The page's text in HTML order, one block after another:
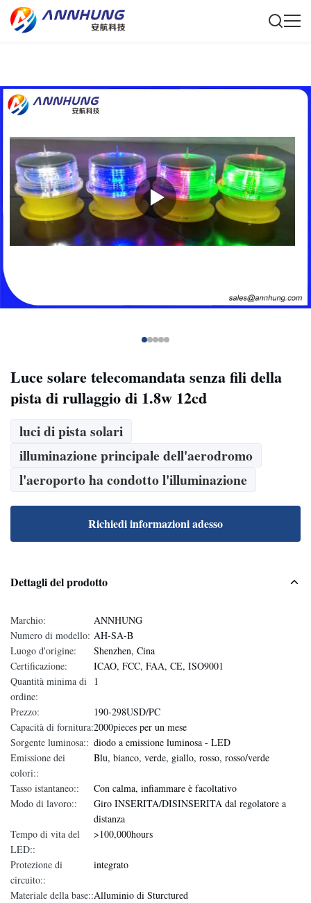
Luce solare telecomandata senza fili della
pista di rullaggio di 1.8w 12cd
luci di pista solari
illuminazione principale dell'aerodromo
l'aeroporto ha condotto l'illuminazione
Richiedi informazioni adesso
Dettagli del prodotto
Marchio:
ANNHUNG
Numero di modello: AH-SA-B
Luogo d'origine:
Shenzhen, Cina
Certificazione:
ICAO, FCC, FAA, CE, ISO9001
Quantità minima di
ordine:
1
Prezzo:
190-298USD/PC
Capacità di fornitura:2000pieces per un mese
Sorgente luminosa:: diodo a emissione luminosa - LED
Emissione dei
colori::
Blu, bianco, verde, giallo, rosso, rosso/verde
Tasso istantaneo::
Con calma, infiammare è facoltativo
Modo di lavoro::
Giro INSERITA/DISINSERITA dal regolatore a
distanza
Tempo di vita del
LED::
>100,000hours
Protezione di
circuito::
integrato
Materiale della base::Alluminio di Sturctured